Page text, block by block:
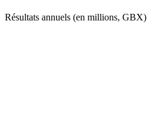
Résultats annuels (en millions, GBX)